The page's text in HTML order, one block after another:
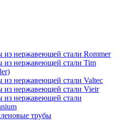
из нержавеющей стали Rommer
из нержавеющей стали Tim
из нержавеющей стали Valtec
из нержавеющей стали Vieir
из нержавеющей стали
трубы